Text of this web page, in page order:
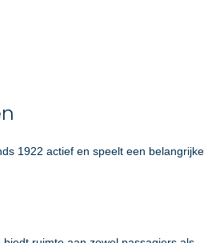
1922 actief en speelt een belangrijke